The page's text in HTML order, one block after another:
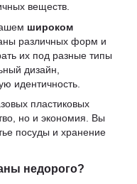
веществ.
широком
различных форм и
их под разные типы
дизайн,
идентичность.
пластиковых
но и экономия. Вы
посуды и хранение
недорого?